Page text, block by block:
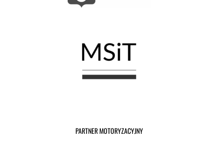
PARTNER MOTORYZACYJNY